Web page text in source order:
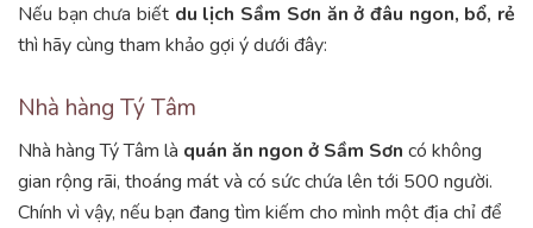
Nếu bạn chưa biết du lịch Sầm Sơn ăn ở đâu ngon, bổ, rẻ
thì hãy cùng tham khảo gợi ý dưới đây:
Nhà hàng Tý Tâm
Nhà hàng Tý Tâm là quán ăn ngon ở Sầm Sơn có không
gian rộng rãi, thoáng mát và có sức chứa lên tới 500 người.
Chính vì vậy, nếu bạn đang tìm kiếm cho mình một địa chỉ để